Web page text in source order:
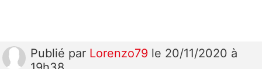
Publié par Lorenzo79 le 20/11/2020 à